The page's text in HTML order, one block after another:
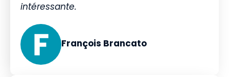
intéressante.
François Brancato